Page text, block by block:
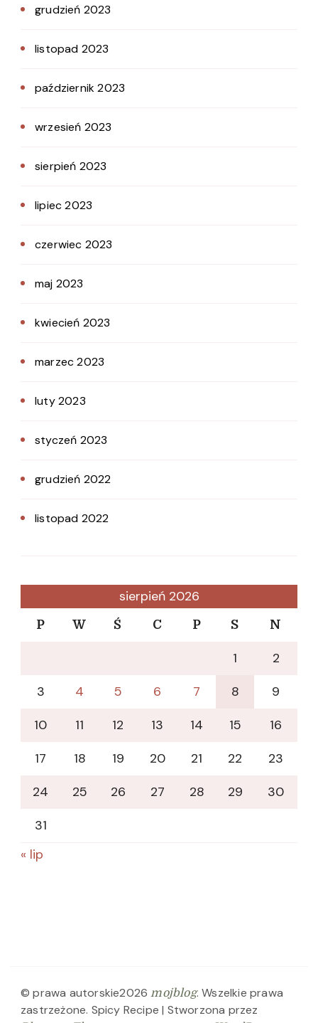
grudzień 2023
listopad 2023
październik 2023
wrzesień 2023
sierpień 2023
lipiec 2023
czerwiec 2023
maj 2023
kwiecień 2023
marzec 2023
luty 2023
styczeń 2023
grudzień 2022
listopad 2022
sierpień 2026
P W Ś C P S N
1
2
3
4 5 6 7 8
9
10
11 12 13 14 15
16
17
18 19 20 21 22
23
24
25 26 27 28 29
30
31
« lip
© prawa autorskie2026mojblog. Wszelkie prawa
zastrzeżone. Spicy Recipe | Stworzona przez